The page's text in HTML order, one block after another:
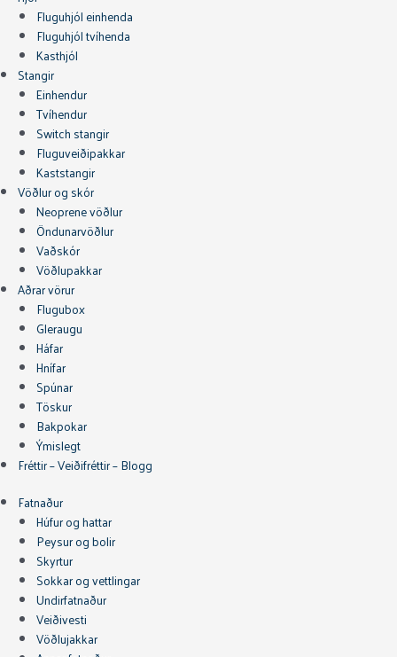
Fluguhjól einhenda
Fluguhjól tvíhenda
Kasthjól
Stangir
Einhendur
Tvíhendur
Switch stangir
Fluguveiðipakkar
Kaststangir
Vöðlur og skór
Neoprene vöðlur
Öndunarvöðlur
Vaðskór
Vöðlupakkar
Aðrar vörur
Flugubox
Gleraugu
Háfar
Hnífar
Spúnar
Töskur
Bakpokar
Ýmislegt
Fréttir – Veiðifréttir – Blogg
Fatnaður
Húfur og hattar
Peysur og bolir
Skyrtur
Sokkar og vettlingar
Undirfatnaður
Veiðivesti
Vöðlujakkar